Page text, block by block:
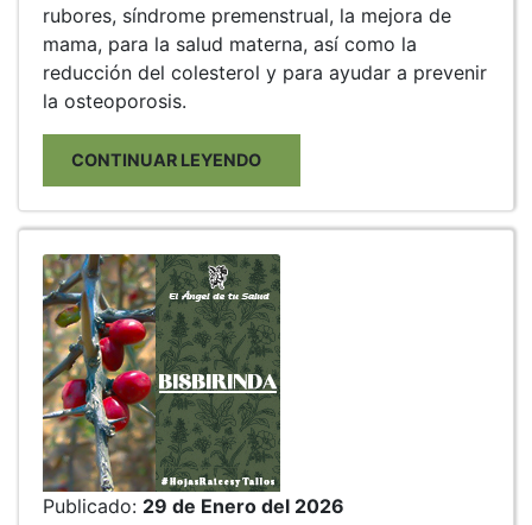
rubores, síndrome premenstrual, la mejora de
mama, para la salud materna, así como la
reducción del colesterol y para ayudar a prevenir
la osteoporosis.
CONTINUAR LEYENDO
Publicado: 29 de Enero del 2026